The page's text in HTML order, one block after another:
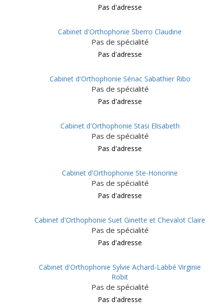
Pas d'adresse
Cabinet d'Orthophonie Sberro Claudine
Pas de spécialité
Pas d'adresse
Cabinet d'Orthophonie Sénac Sabathier Ribo
Pas de spécialité
Pas d'adresse
Cabinet d'Orthophonie Stasi Elisabeth
Pas de spécialité
Pas d'adresse
Cabinet d'Orthophonie Ste-Honorine
Pas de spécialité
Pas d'adresse
Cabinet d'Orthophonie Suet Ginette et Chevalot Claire
Pas de spécialité
Pas d'adresse
Cabinet d'Orthophonie Sylvie Achard-Labbé Virginie
Robit
Pas de spécialité
Pas d'adresse